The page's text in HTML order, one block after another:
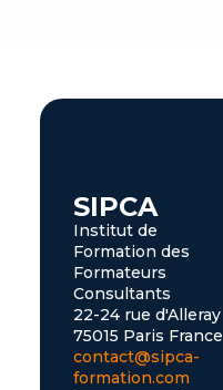
SIPCA
Institut de
Formation des
Formateurs
Consultants
22-24 rue d'Alleray
75015 Paris France
contact@sipca-
formation.com